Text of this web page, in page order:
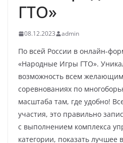
ГТО»
08.12.2023 admin
По всей России в онлайн-
«Народные Игры ГТО».
возможность всем желающим
соревнованиях по
масштаба там, где удобно!
участия, это правильно
с выполнением комплекса
категории, показать